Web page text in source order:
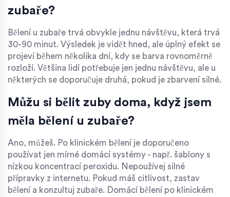
zubaře?
Bělení u zubaře trvá obvykle jednu návštěvu, která trvá
30-90 minut. Výsledek je vidět hned, ale úplný efekt se
projeví během několika dní, kdy se barva rovnoměrně
rozloží. Většina lidí potřebuje jen jednu návštěvu, ale u
některých se doporučuje druhá, pokud je zbarvení silné.
Můžu si bělit zuby doma, když jsem
měla bělení u zubaře?
Ano, můžeš. Po klinickém bělení je doporučeno
používat jen mírné domácí systémy - např. šablony s
nízkou koncentrací peroxidu. Nepoužívej silné
přípravky z internetu. Pokud máš citlivost, zastav
bělení a konzultuj zubaře. Domácí bělení po klinickém